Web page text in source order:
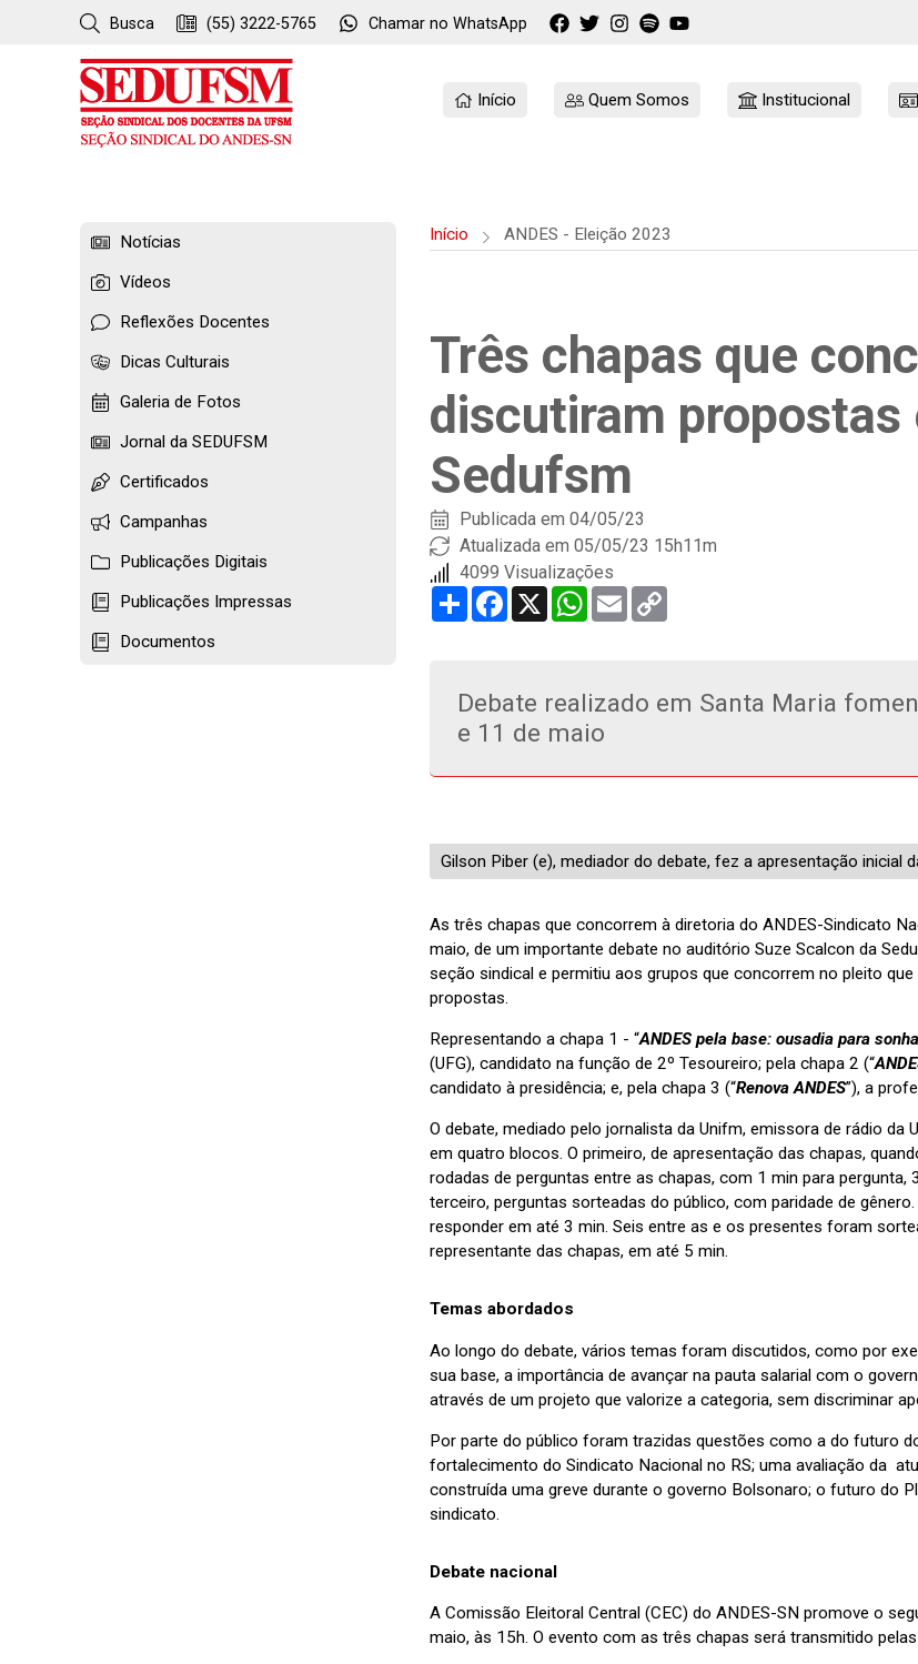
Busca (55) 3222-5765 Chamar no WhatsApp
Início Quem Somos Institucional
Notícias
Vídeos
Reflexões Docentes
Dicas Culturais
Galeria de Fotos
Jornal da SEDUFSM
Certificados
Campanhas
Publicações Digitais
Publicações Impressas
Documentos
Início ANDES - Eleição 2023
Três chapas que
discutiram propostas
Sedufsm
Publicada em04/05/23
Atualizada em 05/05/23 15h11m
4099 Visualizações
Share Facebook
X WhatsApp
Email
Debate realizado em Santa Maria
e 11 de maio
Gilson Piber (e), mediador do debate, fez a apresentação inicial
As três chapas que concorrem à diretoria do ANDES-Sindicato
maio, de um importante debate no auditório Suze Scalcon da
seção sindical e permitiu aos grupos que concorrem no pleito
propostas.
Representando a chapa 1 - “ANDES pela base: ousadia para
(UFG), candidato na função de 2º Tesoureiro; pela chapa 2 (“
candidato à presidência; e, pela chapa 3 (“Renova ANDES”), a
O debate, mediado pelo jornalista da Unifm, emissora de rádio
em quatro blocos. O primeiro, de apresentação das chapas,
rodadas de perguntas entre as chapas, com 1 min para
terceiro, perguntas sorteadas do público, com paridade de
responder em até 3 min. Seis entre as e os presentes foram
representante das chapas, em até 5 min.
Temas abordados
Ao longo do debate, vários temas foram discutidos, como por
sua base, a importância de avançar na pauta salarial com o
através de um projeto que valorize a categoria, sem discriminar
Por parte do público foram trazidas questões como a do futuro
fortalecimento do Sindicato Nacional no RS; uma avaliação da
construída uma greve durante o governo Bolsonaro; o futuro do
sindicato.
Debate nacional
A Comissão Eleitoral Central (CEC) do ANDES-SN promove o
maio, às 15h. O evento com as três chapas será transmitido